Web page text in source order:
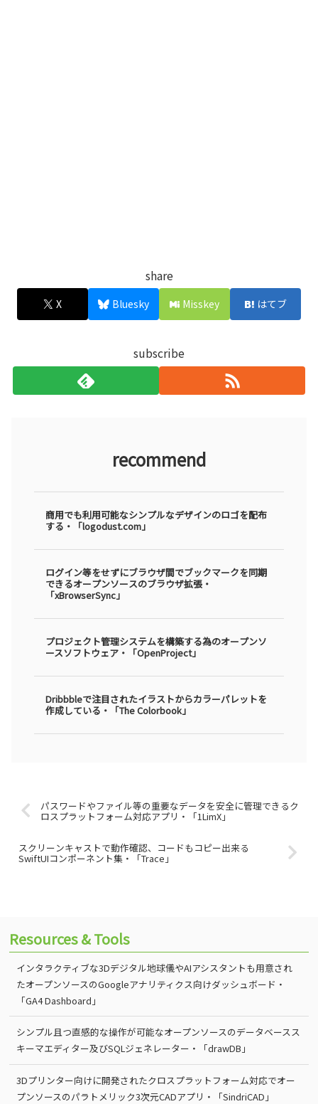
share
X Bluesky Misskey はてブ
subscribe
recommend
商用でも利用可能なシンプルなデザインのロゴを配布
する・「logodust.com」
ログイン等をせずにブラウザ間でブックマークを同期
できるオープンソースのブラウザ拡張・
「xBrowserSync」
プロジェクト管理システムを構築する為のオープンソ
ースソフトウェア・「OpenProject」
Dribbbleで注目されたイラストからカラーパレットを
作成している・「The Colorbook」
パスワードやファイル等の重要なデータを安全に管理できるク
ロスプラットフォーム対応アプリ・「1LimX」
スクリーンキャストで動作確認、コードもコピー出来る
SwiftUIコンポーネント集・「Trace」
Resources & Tools
インタラクティブな3Dデジタル地球儀やAIアシスタントも用意され
たオープンソースのGoogleアナリティクス向けダッシュボード・
「GA4 Dashboard」
シンプル且つ直感的な操作が可能なオープンソースのデータベースス
キーマエディター及びSQLジェネレーター・「drawDB」
3Dプリンター向けに開発されたクロスプラットフォーム対応でオー
プンソースのパラトメリック3次元CADアプリ・「SindriCAD」